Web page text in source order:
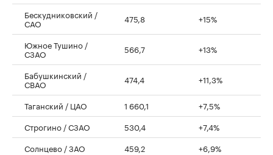
Бескудниковский /
САО 475,8 +15%
Южное Тушино /
СЗАО 566,7 +13%
Бабушкинский /
СВАО 474,4 +11,3%
Таганский / ЦАО 1 660,1
+7,5%
Строгино / СЗАО
530,4
+7,4%
Солнцево / ЗАО
459,2
+6,9%